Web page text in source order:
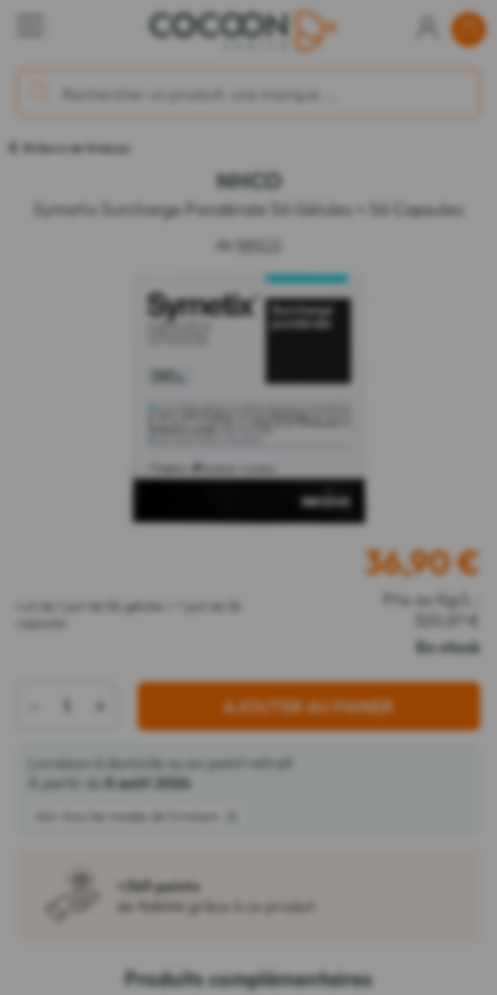
Brûleurs de Graisses
NHCO
Symetix Surcharge Pondérale 56 Gélules + 56 Capsules
de NHCO
Lot de 1 pot de 56 gélules + 1 pot de 56
capsules
36,90€
Prix au Kg/L :
320,87 €
En stock
+ AJOUTER AU PANIER
Livraison à domicile ou en point retrait
À partir du 8 août 2026
Voir tous les modes de livraison
+369 points
de fidélité grâce à ce produit
Produits complémentaires